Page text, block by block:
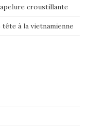
croustillante
à la vietnamienne